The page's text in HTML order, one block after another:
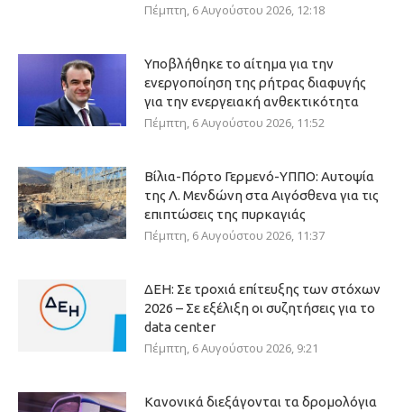
Πέμπτη, 6 Αυγούστου 2026, 12:18
Υποβλήθηκε το αίτημα για την
ενεργοποίηση της ρήτρας διαφυγής
για την ενεργειακή ανθεκτικότητα
Πέμπτη, 6 Αυγούστου 2026, 11:52
Βίλια-Πόρτο Γερμενό-ΥΠΠΟ: Αυτοψία
της Λ. Μενδώνη στα Αιγόσθενα για τις
επιπτώσεις της πυρκαγιάς
Πέμπτη, 6 Αυγούστου 2026, 11:37
ΔΕΗ: Σε τροχιά επίτευξης των στόχων
2026 – Σε εξέλιξη οι συζητήσεις για το
data center
Πέμπτη, 6 Αυγούστου 2026, 9:21
Κανονικά διεξάγονται τα δρομολόγια